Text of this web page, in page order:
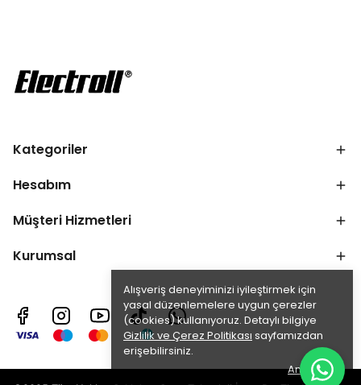
Alışveriş deneyiminizi iyileştirmek için
yasal düzenlemelere uygun çerezler
(cookies) kullanıyoruz. Detaylı bilgiye
Gizlilik ve Çerez Politikası sayfamızdan
erişebilirsiniz.
Anladım
Kategoriler
Hesabım
Müşteri Hizmetleri
Kurumsal